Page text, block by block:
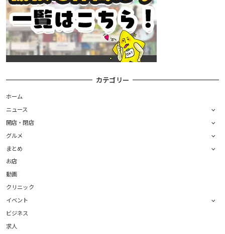
カテゴリー
ホーム
ニュース
開店・閉店
グルメ
まとめ
お店
動画
クリニック
イベント
ビジネス
求人